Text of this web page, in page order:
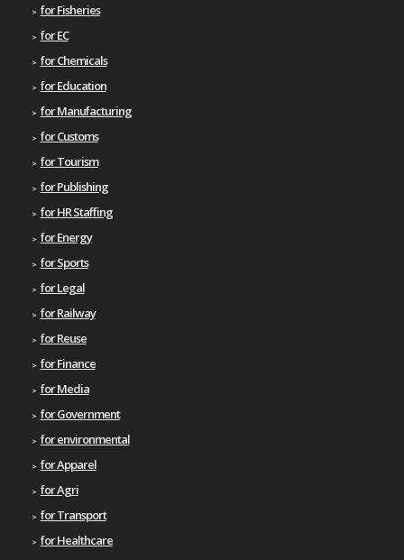
for Fisheries
for EC
for Chemicals
for Education
for Manufacturing
for Customs
for Tourism
for Publishing
for HR Staffing
for Energy
for Sports
for Legal
for Railway
for Reuse
for Finance
for Media
for Government
for environmental
for Apparel
for Agri
for Transport
for Healthcare